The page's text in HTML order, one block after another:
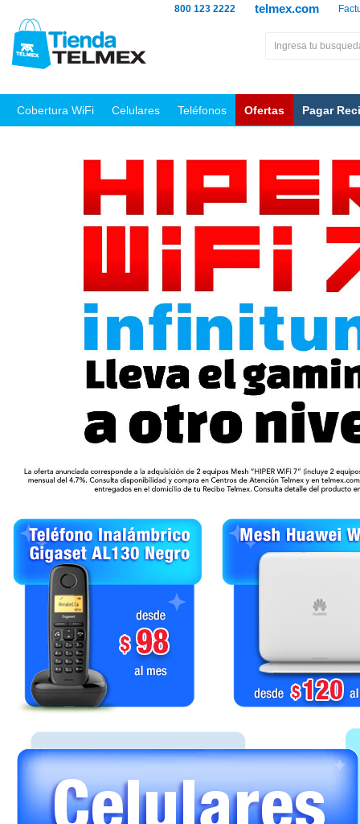
telmex.com
800 123 2222
Cobertura WiFi Celulares Teléfonos Ofertas Pagar